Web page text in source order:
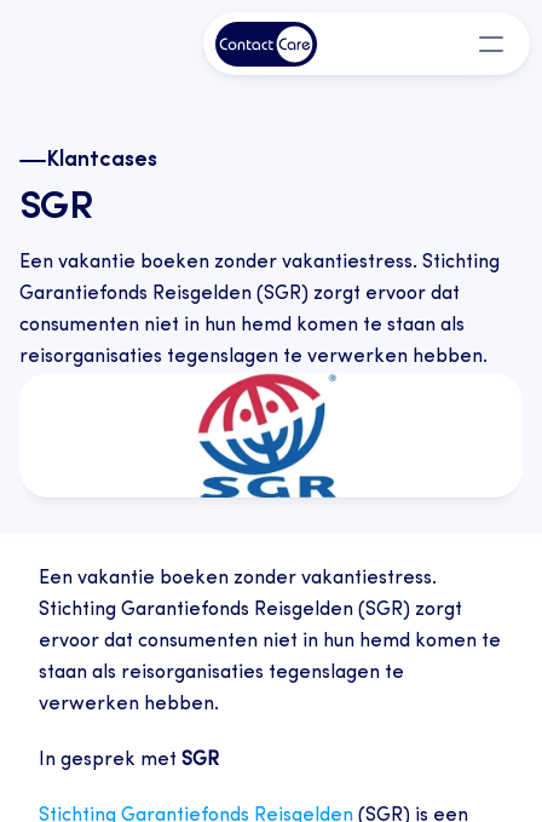
Klantcases
SGR
Een vakantie boeken zonder vakantiestress. Stichting
Garantiefonds Reisgelden (SGR) zorgt ervoor dat
consumenten niet in hun hemd komen te staan als
reisorganisaties tegenslagen te verwerken hebben.
Een vakantie boeken zonder vakantiestress.
Stichting Garantiefonds Reisgelden (SGR) zorgt
ervoor dat consumenten niet in hun hemd komen te
staan als reisorganisaties tegenslagen te
verwerken hebben.
In gesprek met SGR
Stichting Garantiefonds Reisgelden (SGR) is een